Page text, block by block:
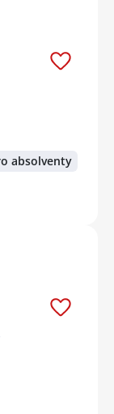
absolventy